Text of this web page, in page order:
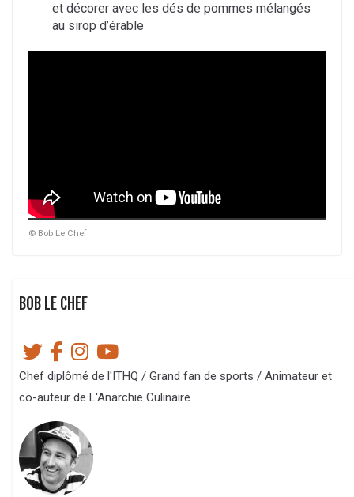
et décorer avec les dés de pommes mélangés
au sirop d’érable
© Bob Le Chef
BOB LE CHEF
Chef diplômé de l'ITHQ / Grand fan de sports / Animateur et
co-auteur de L'Anarchie Culinaire